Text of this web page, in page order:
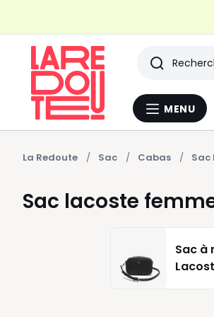
Menu
MENU
Rechercher
Les
La Redoute Sac Cabas Sac
Sac lacoste
Sac à